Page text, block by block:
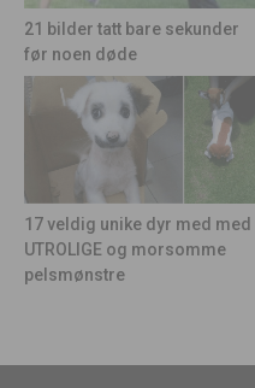
21 bilder tatt bare sekunder
før noen døde
17 veldig unike dyr med med
UTROLIGE og morsomme
pelsmønstre